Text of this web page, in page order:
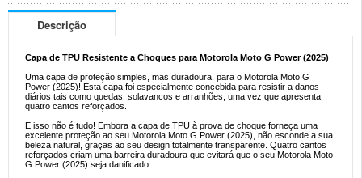
Descrição
Capa de TPU Resistente a Choques para Motorola Moto G Power (2025)
Uma capa de proteção simples, mas duradoura, para o Motorola Moto G
Power (2025)! Esta capa foi especialmente concebida para resistir a danos
diários tais como quedas, solavancos e arranhões, uma vez que apresenta
quatro cantos reforçados.
E isso não é tudo! Embora a capa de TPU à prova de choque forneça uma
excelente proteção ao seu Motorola Moto G Power (2025), não esconde a sua
beleza natural, graças ao seu design totalmente transparente. Quatro cantos
reforçados criam uma barreira duradoura que evitará que o seu Motorola Moto
G Power (2025) seja danificado.